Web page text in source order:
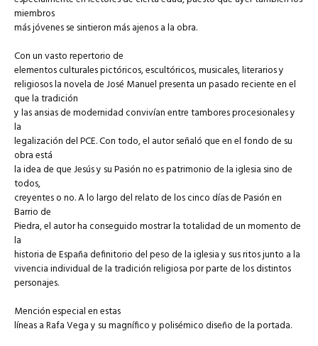
miembros
más jóvenes se sintieron más ajenos a la obra.
Con un vasto repertorio de
elementos culturales pictóricos, escultóricos, musicales, literarios y
religiosos la novela de José Manuel presenta un pasado reciente en el
que la tradición
y las ansias de modernidad convivían entre tambores procesionales y
la
legalización del PCE. Con todo, el autor señaló que en el fondo de su
obra está
la idea de que Jesús y su Pasión no es patrimonio de la iglesia sino de
todos,
creyentes o no. A lo largo del relato de los cinco días de Pasión en
Barrio de
Piedra, el autor ha conseguido mostrar la totalidad de un momento de
la
historia de España definitorio del peso de la iglesia y sus ritos junto a la
vivencia individual de la tradición religiosa por parte de los distintos
personajes.
Mención especial en estas
líneas a Rafa Vega y su magnífico y polisémico diseño de la portada.